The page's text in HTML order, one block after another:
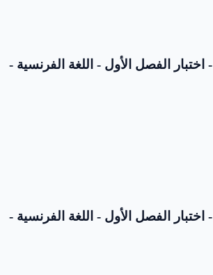
الموضوع رقم 34 - اختبار الفصل الأول - اللغة الفرنسية -
الموضوع رقم 33 - اختبار الفصل الأول - اللغة الفرنسية -